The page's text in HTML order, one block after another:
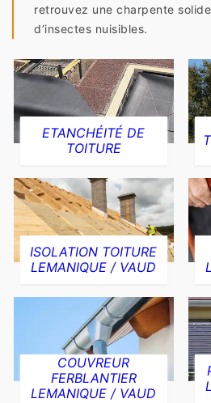
retrouvez une charpente
d’insectes nuisibles.
ETANCHÉITÉ DE
TOITURE
ISOLATION TOITURE
LEMANIQUE / VAUD
COUVREUR
FERBLANTIER
LEMANIQUE / VAUD